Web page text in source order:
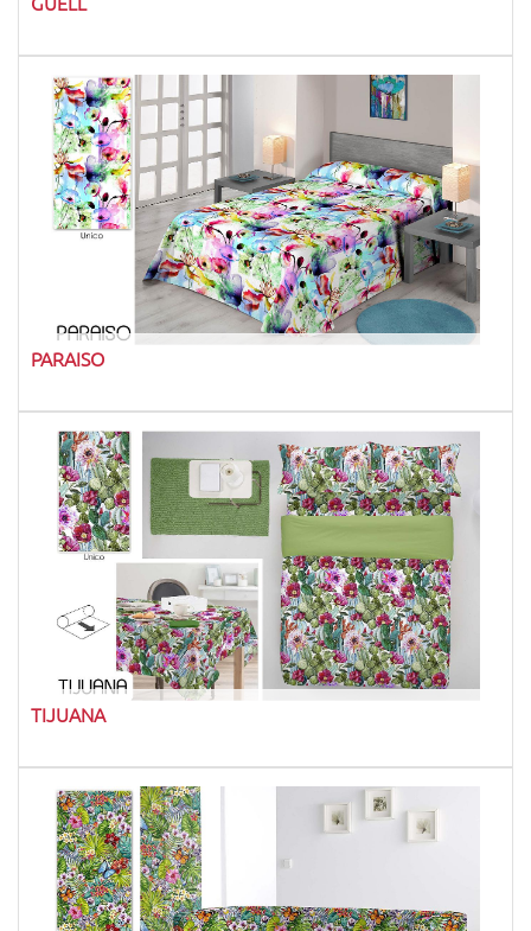
PARAISO
TIJUANA